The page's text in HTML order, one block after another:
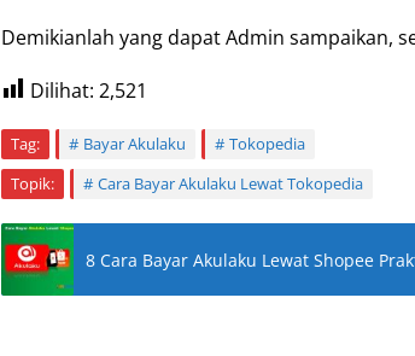
Demikianlah yang dapat Admin sampaikan,
Dilihat: 2,521
Tag: Bayar Akulaku
Tokopedia
Topik:
Cara Bayar Akulaku Lewat Tokopedia
8 Cara Bayar Akulaku Lewat Shopee